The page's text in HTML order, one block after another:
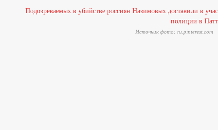
Источник фото: ru.pinterest.com